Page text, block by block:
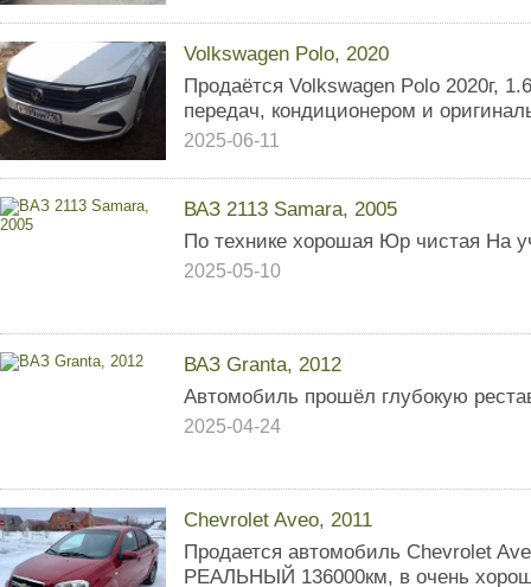
Volkswagen Polo, 2020
Продаётся Volkswagen Polo 2020г,
передач, кондиционером и
2025-06-11
ВАЗ 2113 Samara, 2005
По технике хорошая Юр чистая На
2025-05-10
ВАЗ Granta, 2012
Автомобиль прошёл глубокую
2025-04-24
Chevrolet Aveo, 2011
Продается автомобиль Chevrolet
РЕАЛЬНЫЙ 136000км, в очень